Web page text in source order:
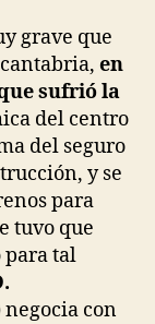
grave que
en
sufrió la
del centro
del seguro
y se
para
tuvo que
para tal
negocia con